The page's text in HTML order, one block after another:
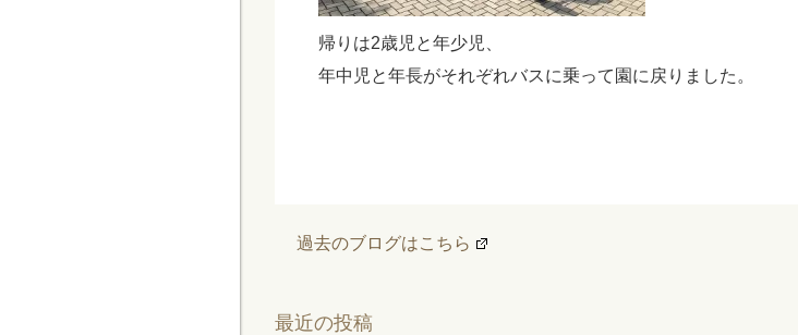
帰りは2歳児と年少児、
年中児と年長がそれぞれバスに乗って園に戻りました。
過去のブログはこちら
最近の投稿